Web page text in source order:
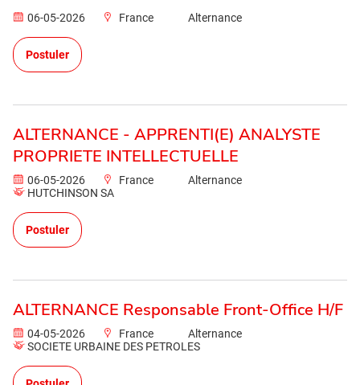
06-05-2026 France Alternance
Postuler
ALTERNANCE - APPRENTI(E) ANALYSTE
PROPRIETE INTELLECTUELLE
06-05-2026 France
Alternance
HUTCHINSON SA
Postuler
ALTERNANCE Responsable Front-Office H/F
04-05-2026 France
Alternance
SOCIETE URBAINE DES PETROLES